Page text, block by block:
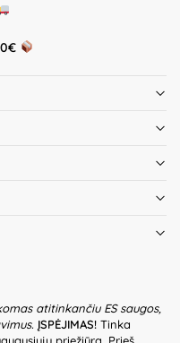
atitinkančiu ES saugos,
ĮSPĖJIMAS! Tinka